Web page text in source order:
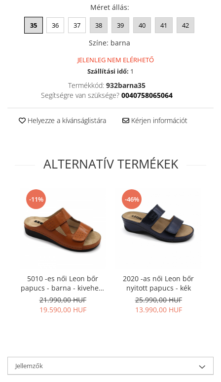
STERILIZÁLHATÓ KLUMPA
TÉLI GYAPJÚ PAPUCSOK - női és
BÜTYKÖS LÁBRA VALÓ PAPUCS
rendelkező termék
Méret állás:
35 36 37 38 39 40 41 42
Színe: barna
JELENLEG NEM ELÉRHETŐ
Szállítási idő: 1
Termékkód: 932barna35
Segítségre van szüksége? 0040758065064
Helyezze a kívánságlistára Kérjen információt
ALTERNATÍV TERMÉKEK
-11%
5010 -es női Leon bőr
papucs - barna - kivehető
talpbetéttel
21.990,00 HUF
19.590,00 HUF
-46%
2020 -as női Leon bőr
nyitott papucs - kék
25.990,00 HUF
13.990,00 HUF
Jellemzők